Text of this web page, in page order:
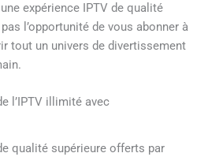
expérience IPTV de qualité
l’opportunité de vous abonner à
tout un univers de divertissement
l’IPTV illimité avec
qualité supérieure offerts par